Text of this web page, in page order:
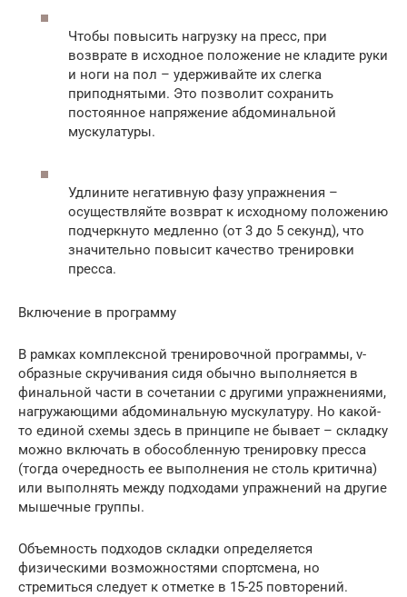
Чтобы повысить нагрузку на пресс, при
возврате в исходное положение не кладите руки
и ноги на пол – удерживайте их слегка
приподнятыми. Это позволит сохранить
постоянное напряжение абдоминальной
мускулатуры.
Удлините негативную фазу упражнения –
осуществляйте возврат к исходному положению
подчеркнуто медленно (от 3 до 5 секунд), что
значительно повысит качество тренировки
пресса.
Включение в программу
В рамках комплексной тренировочной программы, v-
образные скручивания сидя обычно выполняется в
финальной части в сочетании с другими упражнениями,
нагружающими абдоминальную мускулатуру. Но какой-
то единой схемы здесь в принципе не бывает – складку
можно включать в обособленную тренировку пресса
(тогда очередность ее выполнения не столь критична)
или выполнять между подходами упражнений на другие
мышечные группы.
Объемность подходов складки определяется
физическими возможностями спортсмена, но
стремиться следует к отметке в 15-25 повторений.